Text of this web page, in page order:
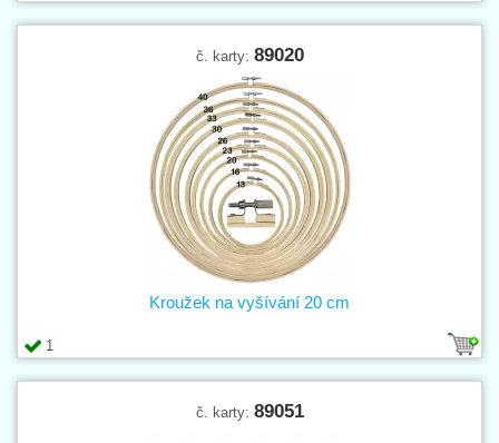
č. karty: 89020
1
Kroužek na vyšívání 20 cm
č. karty: 89051